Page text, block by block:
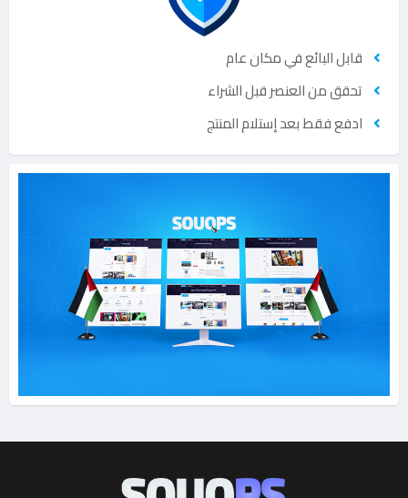
قابل البائع في مكان عام
تحقق من العنصر قبل الشراء
ادفع فقط بعد إستلام المنتج